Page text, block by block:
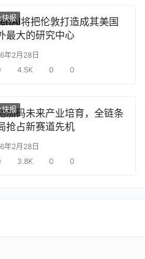
快报 将把伦敦打造成其美国
最大的研究中心
年2月28日
4.5K 0 0
报
加码未来产业培育，全链条
抢占新赛道先机
年2月28日
3.8K 0 0